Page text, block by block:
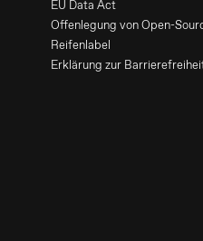
EU Data Act
Offenlegung von Open-
Reifenlabel
Erklärung zur